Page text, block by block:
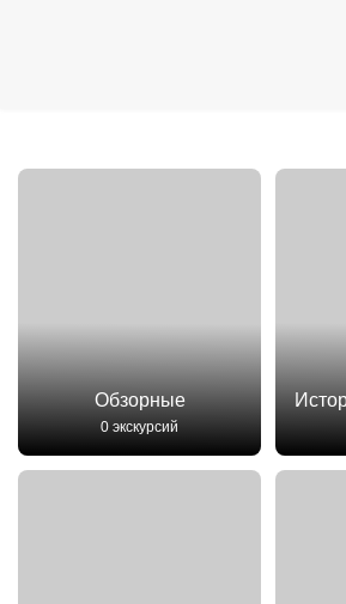
Обзорные
0 экскурсий